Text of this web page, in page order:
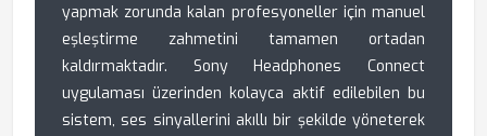
yapmak zorunda kalan profesyoneller için manuel
eşleştirme zahmetini tamamen ortadan
kaldırmaktadır. Sony Headphones Connect
uygulaması üzerinden kolayca aktif edilebilen bu
sistem, ses sinyallerini akıllı bir şekilde yöneterek